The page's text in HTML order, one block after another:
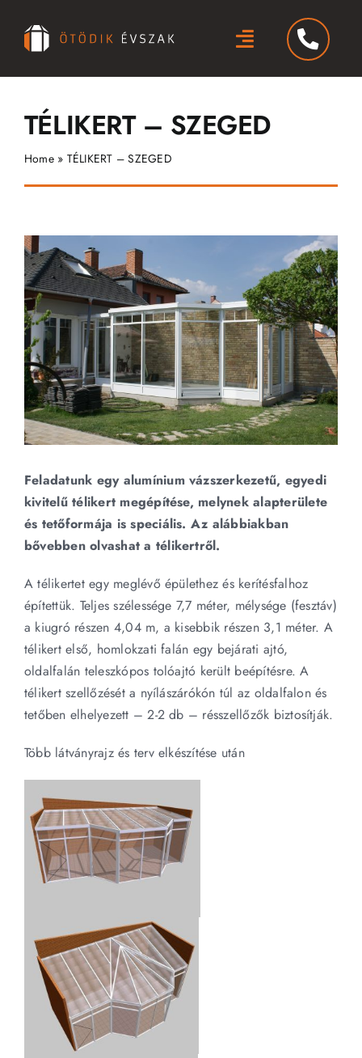
Toggle
Navigation
Miért Mi?
Rólunk
Blog
Galéria
Kapcsolat
Keresés...
TÉLIKERT – SZEGED
Home» TÉLIKERT – SZEGED
Feladatunk egy alumínium vázszerkezetű, egyedi
kivitelű télikert megépítése, melynek alapterülete
és tetőformája is speciális. Az alábbiakban
bővebben olvashat a télikertről.
A télikertet egy meglévő épülethez és kerítésfalhoz
építettük. Teljes szélessége 7,7 méter, mélysége (fesztáv)
a kiugró részen 4,04 m, a kisebbik részen 3,1 méter. A
télikert első, homlokzati falán egy bejárati ajtó,
oldalfalán teleszkópos tolóajtó került beépítésre. A
télikert szellőzését a nyílászárókón túl az oldalfalon és
tetőben elhelyezett – 2-2 db – résszellőzők biztosítják.
Több látványrajz és terv elkészítése után